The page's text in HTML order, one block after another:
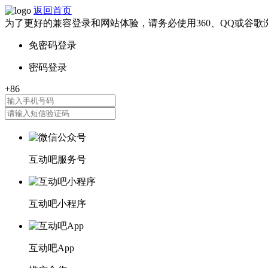
返回首页
为了更好的兼容登录和网站体验，请务必使用360、QQ或谷歌
互动吧服务号
互动吧小程序
互动吧App